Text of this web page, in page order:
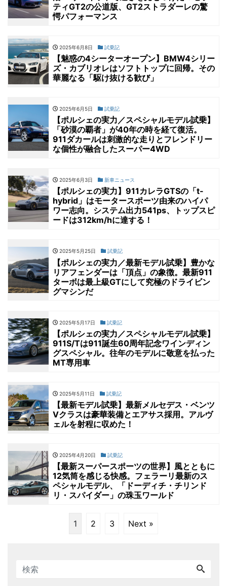
ティGT2の公道版、GT2ストラダーレの驚
愕パフォーマンス
2025年6月8日 試乗記
【魅惑の4シーターオープン】BMW4シリー
ズ・カブリオレはソフトトップに回帰。その
華麗なる「駆け抜ける歓び」
2025年6月5日 試乗記
【ポルシェの実力／スペシャルモデル試乗】
「砂漠の覇者」が40年の時を経て復活。
911ダカールは刺激的な走りとフレンドリー
な個性が融合したスーパー4WD
2025年6月3日 新車ニュース
【ポルシェの実力】911カレラGTSの「t-
hybrid」はモータースポーツ由来のハイパ
ワー志向。システム出力541ps、トップスピ
ードは312km/hに達する！
2025年5月25日 試乗記
【ポルシェの実力／最新モデル試乗】豊かな
リアフェンダーは「頂点」の象徴。最新911
ターボは最上級GTにして究極のドライビン
グマシンだ
2025年5月17日 試乗記
【ポルシェの実力／スペシャルモデル試乗】
911S/Tは911誕生60周年記念ワインディン
グスペシャル。往年のモデルに敬意を払った
MT専用車
2025年5月11日 試乗記
【最新モデル試乗】最新メルセデス・ベンツ
Vクラスは豪華装備とエアサス採用。アルヴ
ェルを射程に収めた！
2025年4月20日 試乗記
【最新スーパースポーツの世界】風とともに
12気筒を感じる快感。フェラーリ最新のス
ペシャルモデル、「ドーディチ・チリンド
リ・スパイダー」の珠玉ワールド
1 2 3 Next »